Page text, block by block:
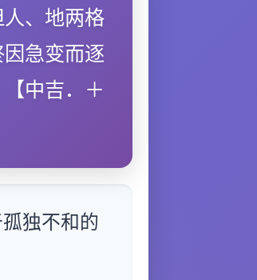
、地两格
急变而逐
中吉．＋
独不和的